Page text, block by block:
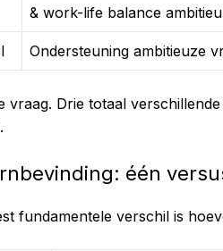
& work-life balance
Ondersteuning ambitieuze
vraag. Drie totaal
één
fundamentele verschil is